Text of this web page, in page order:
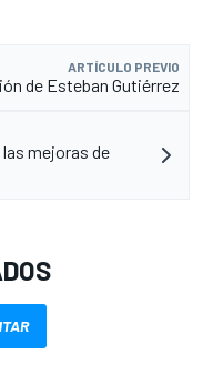
ARTÍCULO PREVIO
de Esteban Gutiérrez
mejoras de